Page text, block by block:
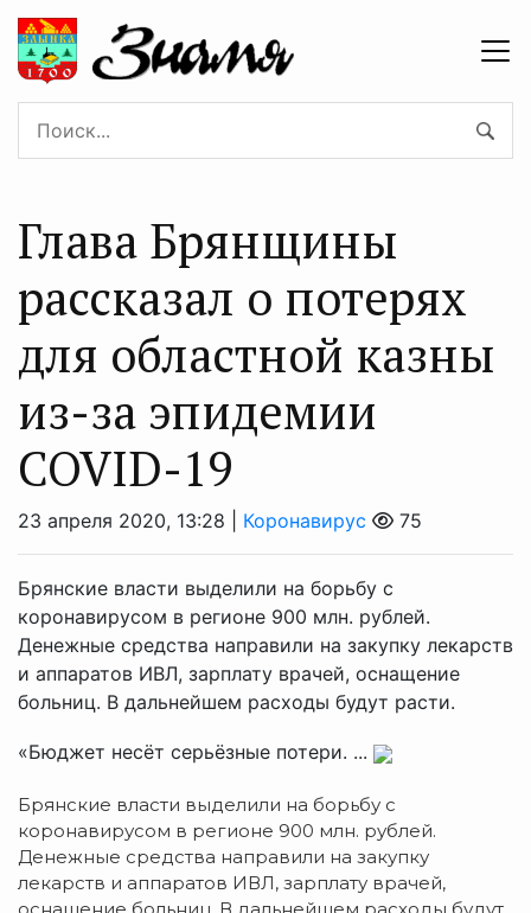
Глава Брянщины
рассказал о потерях
для областной казны
из-за эпидемии
COVID-19
23 апреля 2020, 13:28 | Коронавирус 75
Брянские власти выделили на борьбу с
коронавирусом в регионе 900 млн. рублей.
Денежные средства направили на закупку лекарств
и аппаратов ИВЛ, зарплату врачей, оснащение
больниц. В дальнейшем расходы будут расти.
«Бюджет несёт серьёзные потери. ...
Брянские власти выделили на борьбу с
коронавирусом в регионе 900 млн. рублей.
Денежные средства направили на закупку
лекарств и аппаратов ИВЛ, зарплату врачей,
оснащение больниц. В дальнейшем расходы будут